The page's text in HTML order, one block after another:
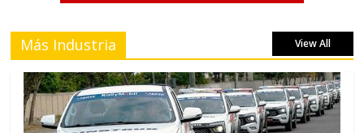
Más Industria View All